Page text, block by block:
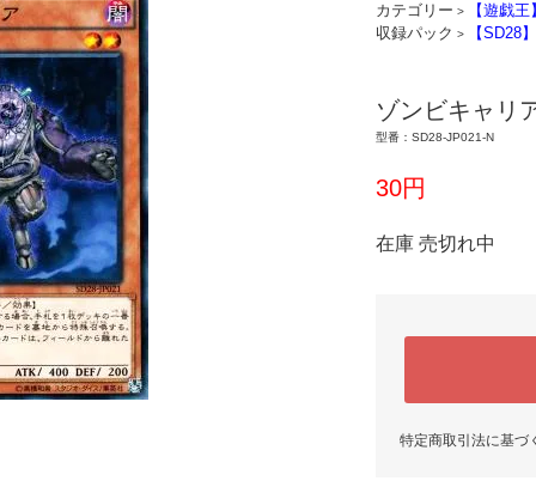
カテゴリー >
【遊戯
収録パック > 【SD28
ゾンビキャリ
型番：SD28-JP021-N
30円
在庫 売切れ中
特定商取引法に基づ